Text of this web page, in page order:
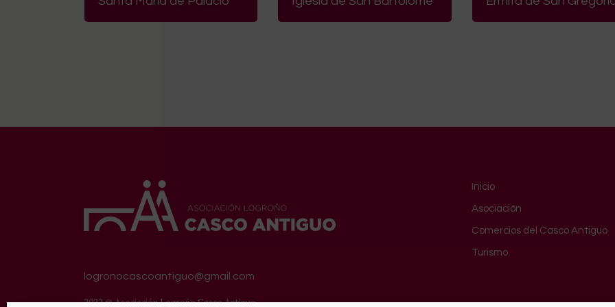
logronocascoantiguo@gmail.com
2022 © Asociación Logroño Casco Antiguo.
Inicio
Asociación
Comercios del Casco Antiguo
Turismo